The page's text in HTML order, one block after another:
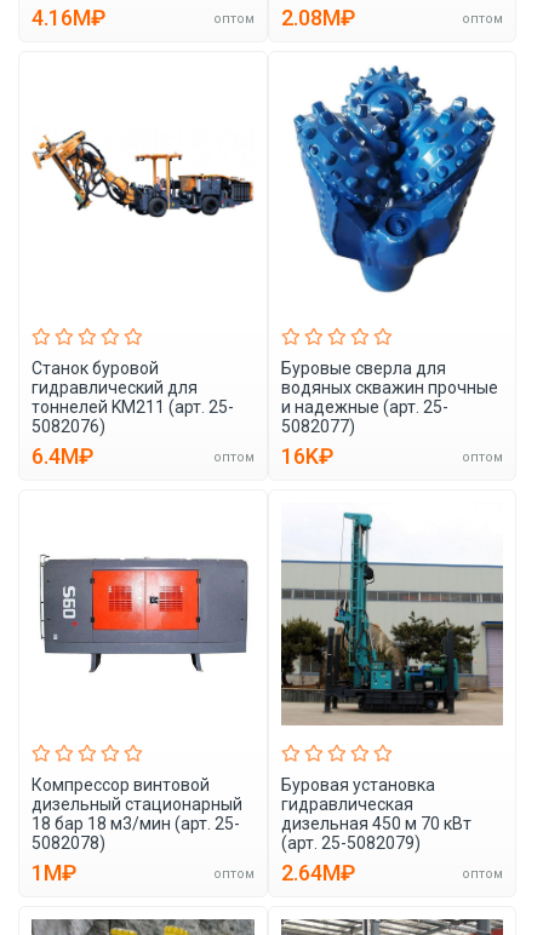
4.16M₽ оптом 2.08M₽ оптом
Станок буровой
гидравлический для
тоннелей KM211 (арт. 25-
5082076)
6.4M₽ оптом
Буровые сверла для
водяных скважин прочные
и надежные (арт. 25-
5082077)
16K₽ оптом
Компрессор винтовой
дизельный стационарный
18 бар 18 м3/мин (арт. 25-
5082078)
1M₽ оптом
Буровая установка
гидравлическая
дизельная 450 м 70 кВт
(арт. 25-5082079)
2.64M₽ оптом